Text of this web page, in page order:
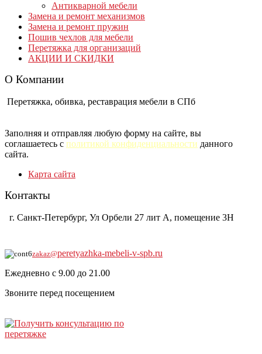
Антикварной мебели
Замена и ремонт механизмов
Замена и ремонт пружин
Пошив чехлов для мебели
Перетяжка для организаций
АКЦИИ И СКИДКИ
О Компании
Перетяжка, обивка, реставрация мебели в СПб
Заполняя и отправляя любую форму на сайте, вы
соглашаетесь с политикой конфиденциальности данного
сайта.
Карта сайта
Контакты
г. Санкт-Петербург, Ул Орбели 27 лит А, помещение 3Н
zakaz@peretyazhka-mebeli-v-spb.ru
Ежедневно с 9.00 до 21.00
Звоните перед посещением